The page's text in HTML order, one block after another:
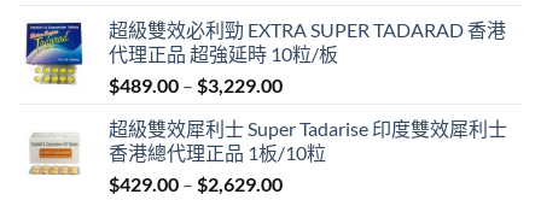
$429.00
through
$1,429.00
超級雙效必利勁 EXTRA SUPER TADARAD 香港
代理正品 超強延時 10粒/板
$489.00 – $3,229.00Price
$489.00
through
$3,229.00
超級雙效犀利士 Super Tadarise 印度雙效犀利士
香港總代理正品 1板/10粒
$429.00 – $2,629.00Price